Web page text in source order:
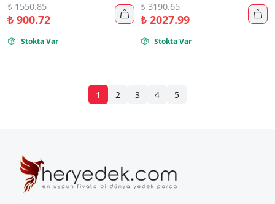
₺1550.85
₺900.72 
 Stokta Var
₺3190.65
₺2027.99 
 Stokta Var
1 2 3 4 5